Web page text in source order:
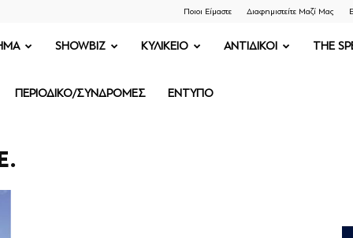
Ποιοι Είμαστε Διαφημιστείτε Μαζί Μας
SHOWBIZ ΚΥΛΙΚΕΙΟ ΑΝΤΙΔΙΚΟΙ THE
ΠΕΡΙΟΔΙΚΟ/ΣΥΝΔΡΟΜΕΣ ΕΝΤΥΠΟ